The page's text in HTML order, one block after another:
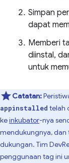
Simpan
dapat
Memberi
diinstal,
untuk
Catatan:
appinstalled telah
keinkubator-nya
mendukungnya,
dukungan. Tim
penggunaan tag ini